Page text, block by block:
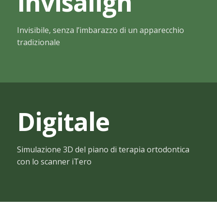
Medicina Estetica del Volto
Invisibile, senza l’imbarazzo di un apparecchio
tradizionale
Digitale
Simulazione 3D del piano di terapia ortodontica
con lo scanner iTero